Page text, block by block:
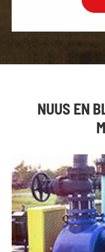
NUUS EN